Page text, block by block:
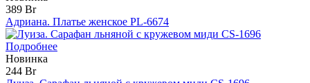
389 Br
Адриана. Платье женское PL-6674
Подробнее
Новинка
244 Br